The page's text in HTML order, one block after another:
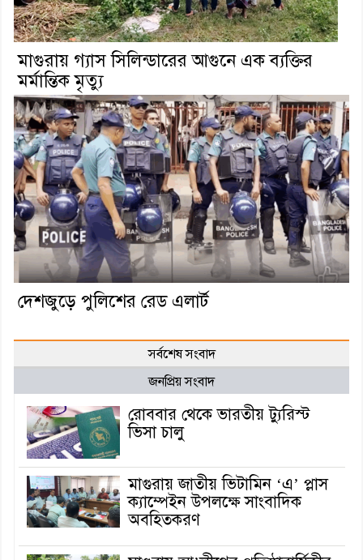
মাগুরায় গ্যাস সিলিন্ডারের আগুনে এক ব্যক্তির
মর্মান্তিক মৃত্যু
দেশজুড়ে পুলিশের রেড এলার্ট
সর্বশেষ সংবাদ
জনপ্রিয় সংবাদ
রোববার থেকে ভারতীয় ট্যুরিস্ট
ভিসা চালু
মাগুরায় জাতীয় ভিটামিন ‘এ’ প্লাস
ক্যাম্পেইন উপলক্ষে সাংবাদিক
অবহিতকরণ